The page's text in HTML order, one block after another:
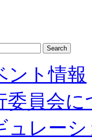
ント情報
委員会に
ュレーシ